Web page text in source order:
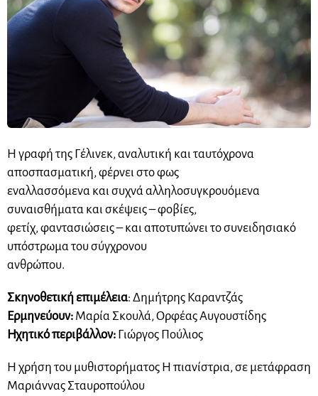
Η γραφή της Γέλινεκ, αναλυτική και ταυτόχρονα
αποσπασματική, φέρνει στο φως
εναλλασσόμενα και συχνά αλληλοσυγκρουόμενα
συναισθήματα και σκέψεις – φοβίες,
φετίχ, φαντασιώσεις – και αποτυπώνει το συνειδησιακό
υπόστρωμα του σύγχρονου
ανθρώπου.
Σκηνοθετική επιμέλεια: Δημήτρης Καραντζάς
Ερμηνεύουν: Μαρία Σκουλά, Ορφέας Αυγουστίδης
Ηχητικό περιβάλλον: Γιώργος Πούλιος
Η χρήση του μυθιστορήματος Η πιανίστρια, σε μετάφραση
Μαριάννας Σταυροπούλου